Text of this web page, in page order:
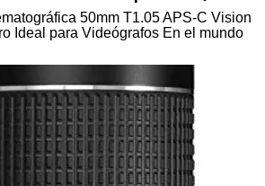
50mm T1.05 APS-C Vision
Ideal para Videógrafos En el mundo